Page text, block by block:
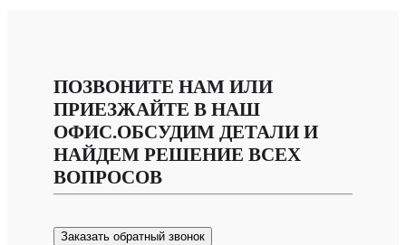
ПОЗВОНИТЕ НАМ ИЛИ
ПРИЕЗЖАЙТЕ В НАШ
ОФИС.ОБСУДИМ ДЕТАЛИ И
НАЙДЕМ РЕШЕНИЕ ВСЕХ
ВОПРОСОВ
Заказать обратный звонок